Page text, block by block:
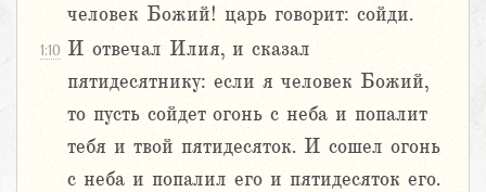
человек Божий! царь говорит: сойди.
1:10 И отвечал Илия, и сказал
пятидесятнику: если я человек Божий,
то пусть сойдет огонь с неба и попалит
тебя и твой пятидесяток. И сошел огонь
с неба и попалил его и пятидесяток его.